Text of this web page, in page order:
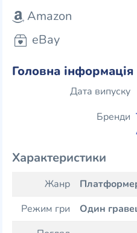
Amazon
eBay
Головна інформація
Дата випуску
Бренди
Характеристики
Жанр
Режим гри
Один